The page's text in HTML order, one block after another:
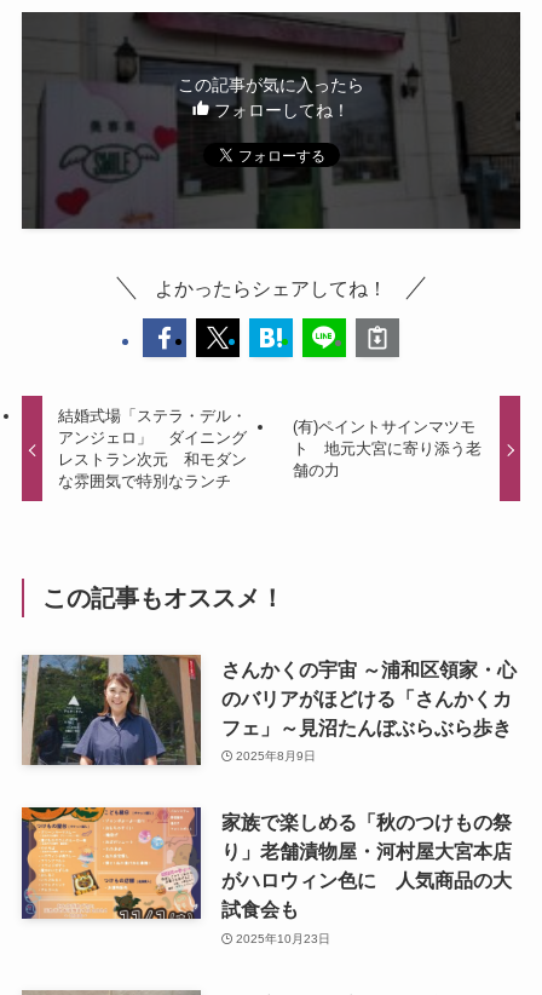
この記事が気に入ったら
フォローしてね！
よかったらシェアしてね！
結婚式場「ステラ・デル・
アンジェロ」 ダイニング
レストラン次元 和モダン
な雰囲気で特別なランチ
(有)ペイントサインマツモ
ト 地元大宮に寄り添う老
舗の力
この記事もオススメ！
さんかくの宇宙 ～浦和区領家・心
のバリアがほどける「さんかくカ
フェ」～見沼たんぼぶらぶら歩き
2025年8月9日
家族で楽しめる「秋のつけもの祭
り」老舗漬物屋・河村屋大宮本店
がハロウィン色に 人気商品の大
試食会も
2025年10月23日